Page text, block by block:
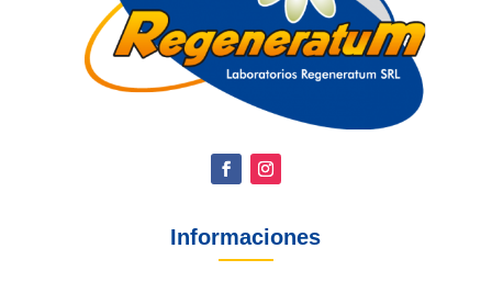
Informaciones